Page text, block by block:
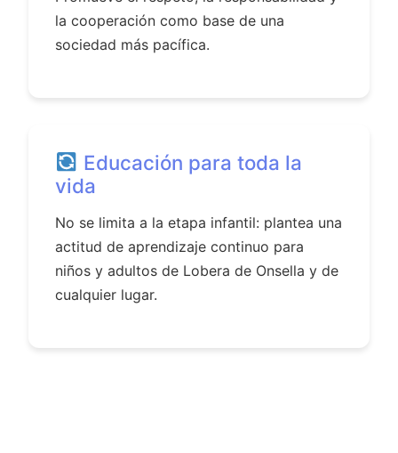
la cooperación como base de una
sociedad más pacífica.
Educación para toda la
vida
No se limita a la etapa infantil: plantea una
actitud de aprendizaje continuo para
niños y adultos de Lobera de Onsella y de
cualquier lugar.